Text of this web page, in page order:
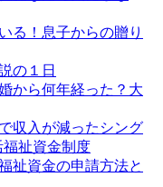
る！息子からの贈り
の１日
から何年経った？大
収入が減ったシング
祉資金制度
祉資金の申請方法と